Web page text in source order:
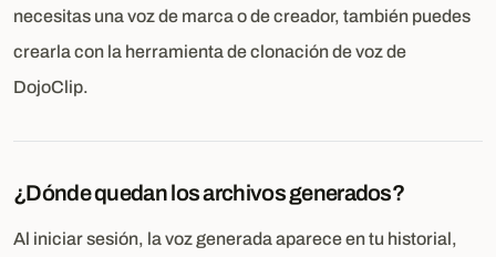
necesitas una voz de marca o de creador, también puedes
crearla con la herramienta de clonación de voz de
DojoClip.
¿Dónde quedan los archivos generados?
Al iniciar sesión, la voz generada aparece en tu historial,